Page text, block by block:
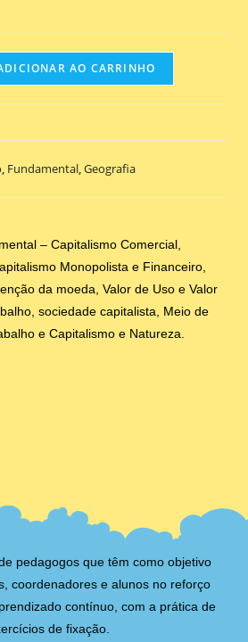
AO CARRINHO
Fundamental Geografia
– Capitalismo Comercial,
Monopolista e Financeiro,
da moeda, Valor de Uso e Valor
sociedade capitalista, Meio de
e Capitalismo e Natureza.
pedagogos que têm como objetivo
coordenadores e alunos no reforço
contínuo, com a prática de
de fixação.